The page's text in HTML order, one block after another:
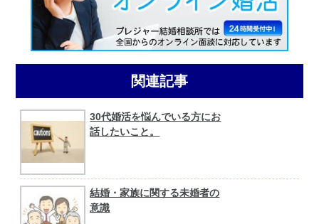
関連記事
30代婚活を悩んでいる方にお
話したいこと。
結婚・家族に関する未婚者の
意識